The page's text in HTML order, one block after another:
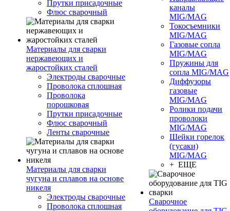
Прутки присадочные
Флюс сварочный
Материалы для сварки
нержавеющих и
жаростойких сталей
Электроды сварочные
Проволока сплошная
Проволока
порошковая
Прутки присадочные
Флюс сварочный
Ленты сварочные
Материалы для сварки
чугуна и сплавов на основе
никеля
Электроды сварочные
Проволока сплошная
каналы
MIG/MAG
Токосъемники
MIG/MAG
Газовые сопла
MIG/MAG
Пружины для
сопла MIG/MAG
Диффузоры
газовые
MIG/MAG
Ролики подачи
проволоки
MIG/MAG
Шейки горелок
(гусаки)
MIG/MAG
+ ЕЩЕ
Сварочное